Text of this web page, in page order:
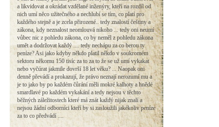
a likvidovat a okrádat vzdělané inženýry, kteří na rozdíl od
nich umí něco užitečného a nechlubí se tím, co platí pro
každého stejně a je zcela přirozené.. tedy znalostí češtiny a
zákona, kdy neznalost neomlouvá nikoho ... tedy oni neumí
vůbec nic z pohledu zákona, co by neměl z pohledu zákona
umět a dodržovat každý .... tedy nechápu za co berou ty
peníze? Asi jako kdyby někdo platil někdo v soukromém
sektoru někomu 150 tisíc za to za to že se už umí vykakat
nebo vyčúrat jakmile dovrší 18 let věku? ... Naopak oni
denně převádí a prokazují, že právo neznají nerozumí mu a
je to jako by po každém čůrání měli mokré kalhoty a hnědé
smardlavé po každém vykakání a tedy nejsou v těchto
běžných záležitostech které má znát každý nijak znalí a
nejsou žádní odborníci kteří by si zasloužili jakékoliv peníze
za to co předvádí ....